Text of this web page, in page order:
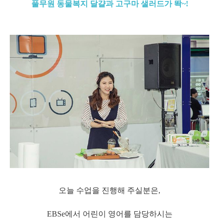
풀무원 동물복지 달걀과 고구마 샐러드가 똭~!
오늘 수업을 진행해 주실분은,
EBSe에서 어린이 영어를 담당하시는